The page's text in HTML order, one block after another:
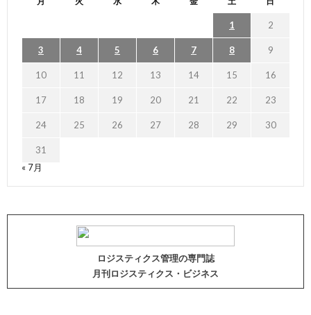
1 2
3 4 5 6 7 8 9
10 11 12 13 14 15 16
17 18 19 20 21 22 23
24 25 26 27 28 29 30
31
« 7月
ロジスティクス管理の専門誌
月刊ロジスティクス・ビジネス